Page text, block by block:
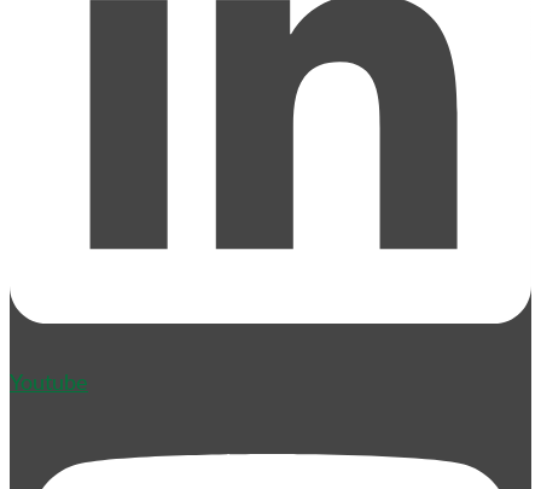
Youtube